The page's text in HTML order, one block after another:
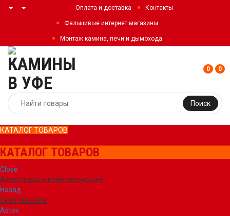
Оплата и доставка Контакты
Фальшивые интернет магазины
Монтаж камина, печи и дымохода
Поиск
0 0
КАТАЛОГ ТОВАРОВ
КАТАЛОГ ТОВАРОВ
Close
Аксессуары и комплектующие
Назад
Смотреть все
Astov